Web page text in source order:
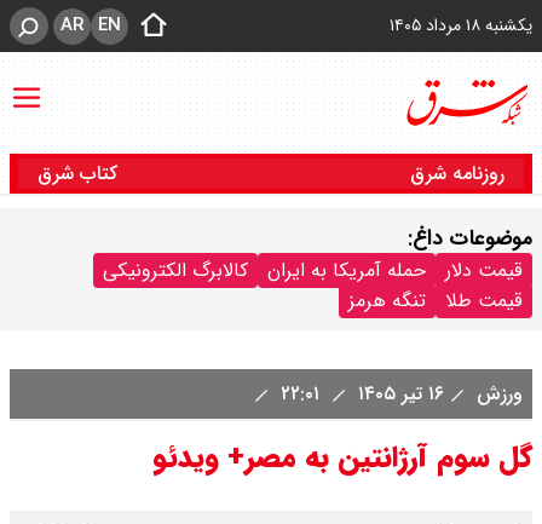
یکشنبه ۱۸ مرداد ۱۴۰۵ EN
AR
روزنامه شرق کتاب شرق
موضوعات داغ:
قیمت دلار حمله آمریکا به ایران
کالابرگ الکترونیکی
قیمت طلا
تنگه هرمز
ورزش ۱۶ تیر ۱۴۰۵
گل سوم آرژانتین به مصر+ ویدئو